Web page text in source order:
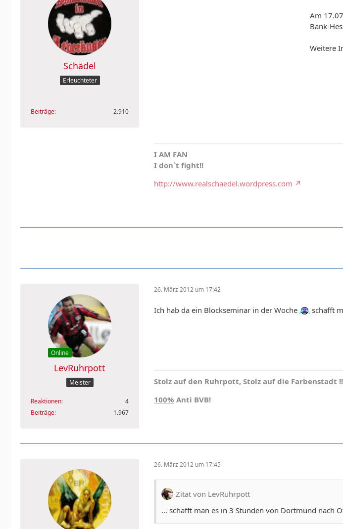
Schädel
Erleuchteter
Beiträge 2.910
Am
Bank-
Weitere
I AM FAN
I don`t fight!!
http://www.realschaedel.wordpress.com
Online
LevRuhrpott
Meister
Reaktionen
4
Beiträge
1.967
26. März 2012 um 17:42
Ich hab da ein Blockseminar in der Woche schafft
Stolz auf den Ruhrpott, Stolz auf die Farbenstadt !!
100% Anti BVB!
26. März 2012 um 17:45
Zitat von LevRuhrpott
... schafft man es in 3 Stunden von Dortmund nach